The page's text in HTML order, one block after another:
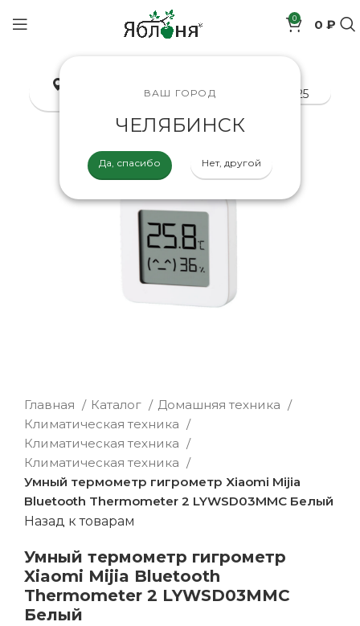
0
позиций0 ₽
ВАШ ГОРОД
ЧЕЛЯБИНСК
Да, спасибо Нет, другой
8-800-200-70-25
Главная Каталог
Домашняя техника
Климатическая техника
Климатическая техника
Климатическая техника
Умный термометр гигрометр Xiaomi Mijia
Bluetooth Thermometer 2 LYWSD03MMC Белый
Назад к товарам
Умный термометр гигрометр
Xiaomi Mijia Bluetooth
Thermometer 2 LYWSD03MMC
Белый